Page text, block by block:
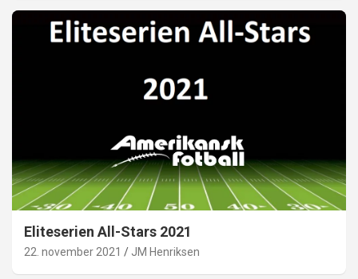
Eliteserien All-Stars 2021
22. november 2021 JM Henriksen